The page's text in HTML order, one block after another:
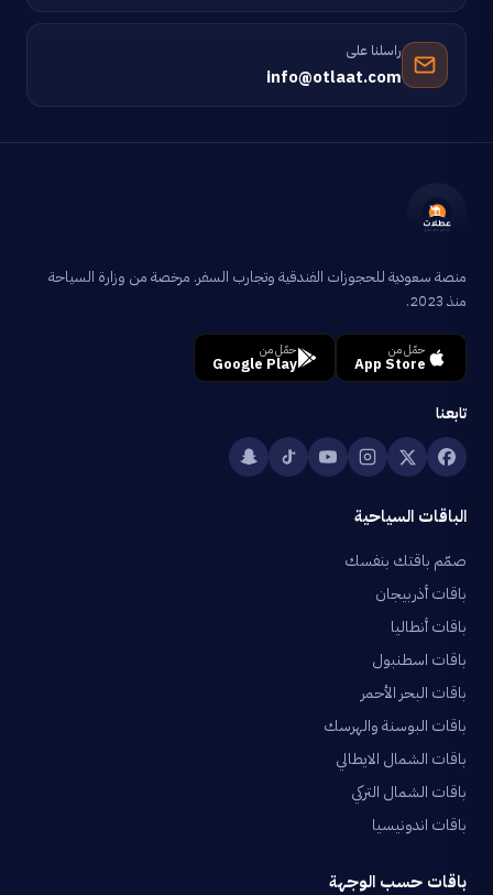
راسلنا على
info@otlaat.com
منصة سعودية للحجوزات الفندقية وتجارب السفر. مرخصة من وزارة السياحة
منذ 2023.
حمّل من
App Store
حمّل من
Google Play
تابعنا
الباقات السياحية
صمّم باقتك بنفسك
باقات أذربيجان
باقات أنطاليا
باقات اسطنبول
باقات البحر الأحمر
باقات البوسنة والهرسك
باقات الشمال الايطالي
باقات الشمال التركي
باقات اندونيسيا
باقات حسب الوجهة